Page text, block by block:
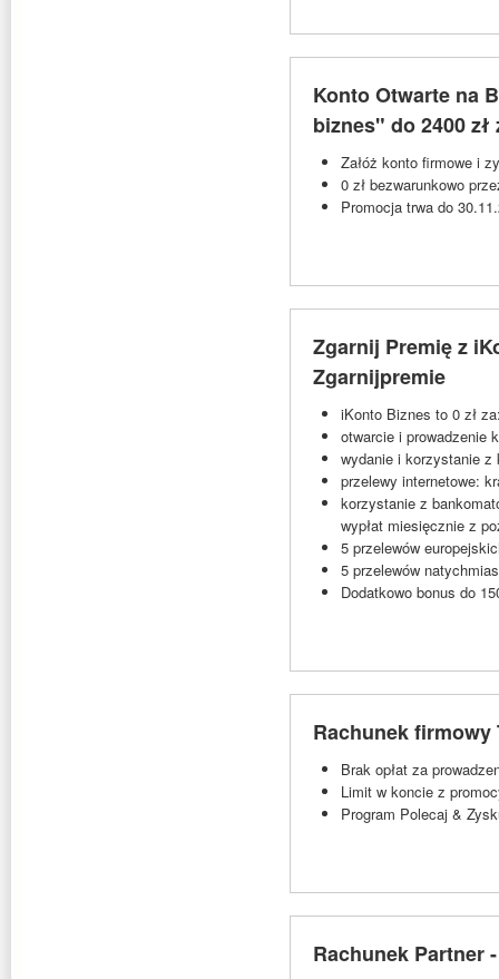
Konto Otwarte na
biznes" do 2400
Załóż konto firmowe i
0 zł bezwarunkowo
Promocja trwa do
Zgarnij Premię z
Zgarnijpremie
iKonto Biznes to 0 zł
otwarcie i prowadzenie
wydanie i korzystanie z
przelewy internetowe:
korzystanie z
wypłat miesięcznie z
5 przelewów
5 przelewów
Dodatkowo bonus do
Rachunek firmowy
Brak opłat za
Limit w koncie z
Program Polecaj &
Rachunek Partner